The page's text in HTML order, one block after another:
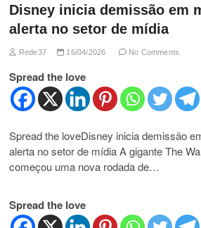
Disney inicia demissão em
alerta no setor de mídia
Rede37 16/04/2026 No Comments
Spread the love
Spread the loveDisney inicia demissão
alerta no setor de mídia A gigante The
começou uma nova rodada de…
Spread the love